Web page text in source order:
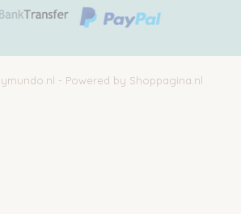
- Powered by Shoppagina.nl